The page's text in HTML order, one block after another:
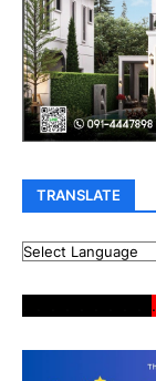
TRANSLATE
.